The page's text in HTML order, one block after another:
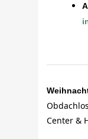
Center &